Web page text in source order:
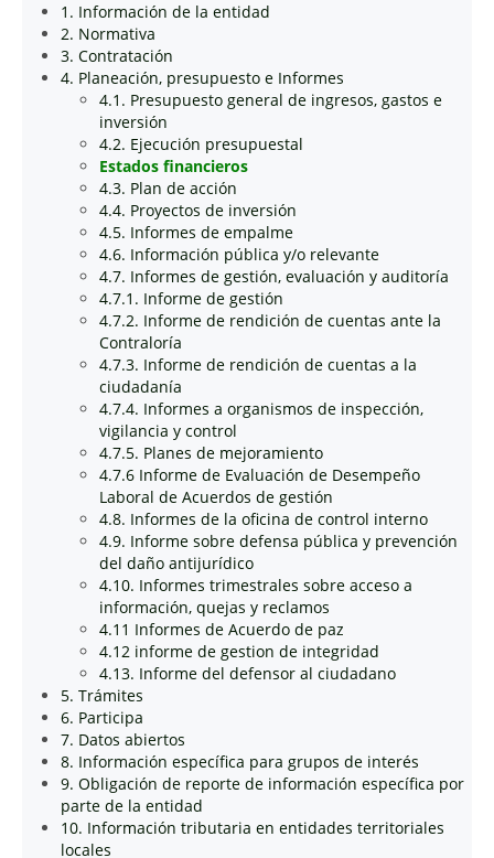
1. Información de la entidad
2. Normativa
3. Contratación
4. Planeación, presupuesto e Informes
4.1. Presupuesto general de ingresos, gastos e
inversión
4.2. Ejecución presupuestal
Estados financieros
4.3. Plan de acción
4.4. Proyectos de inversión
4.5. Informes de empalme
4.6. Información pública y/o relevante
4.7. Informes de gestión, evaluación y auditoría
4.7.1. Informe de gestión
4.7.2. Informe de rendición de cuentas ante la
Contraloría
4.7.3. Informe de rendición de cuentas a la
ciudadanía
4.7.4. Informes a organismos de inspección,
vigilancia y control
4.7.5. Planes de mejoramiento
4.7.6 Informe de Evaluación de Desempeño
Laboral de Acuerdos de gestión
4.8. Informes de la oficina de control interno
4.9. Informe sobre defensa pública y prevención
del daño antijurídico
4.10. Informes trimestrales sobre acceso a
información, quejas y reclamos
4.11 Informes de Acuerdo de paz
4.12 informe de gestion de integridad
4.13. Informe del defensor al ciudadano
5. Trámites
6. Participa
7. Datos abiertos
8. Información específica para grupos de interés
9. Obligación de reporte de información específica por
parte de la entidad
10. Información tributaria en entidades territoriales
locales